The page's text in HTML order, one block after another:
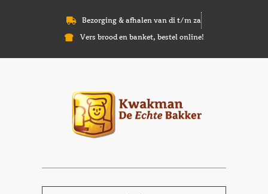
Bezorging & afhalen van di t/m za
Vers brood en banket, bestel online!